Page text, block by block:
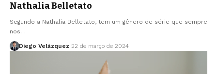
Nathalia Belletato
Segundo a Nathalia Belletato, tem um gênero de série que sempre
nos…
Diego Velázquez 22 de março de 2024